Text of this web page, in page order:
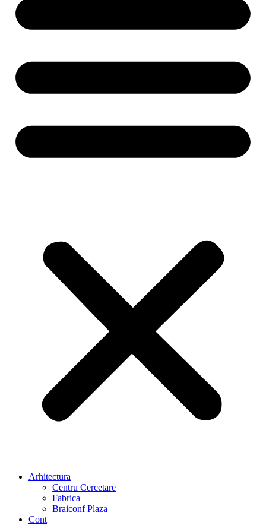
Arhitectura
Centru Cercetare
Fabrica
Braiconf Plaza
Cont